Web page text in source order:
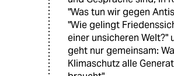
"Was tun wir gegen
"Wie gelingt
einer unsicheren Welt?"
geht nur gemeinsam:
Klimaschutz alle